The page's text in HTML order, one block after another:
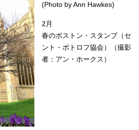
(Photo by Ann Hawkes)
2月
春のボストン・スタンプ（セ
ント・ボトロフ協会）（撮影
者：アン・ホークス）